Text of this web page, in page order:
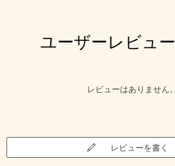
ユーザーレビュー
レビューはありません。
レビューを書く